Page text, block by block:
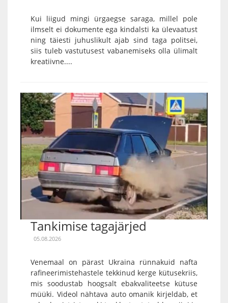
Kui liigud mingi ürgaegse saraga, millel pole
ilmselt ei dokumente ega kindalsti ka ülevaatust
ning täiesti juhuslikult ajab sind taga politsei,
siis tuleb vastutusest vabanemiseks olla ülimalt
kreatiivne....
Tankimise tagajärjed
05.08.2026
Venemaal on pärast Ukraina rünnakuid nafta
rafineerimistehastele tekkinud kerge kütusekriis,
mis soodustab hoogsalt ebakvaliteetse kütuse
müüki. Videol nähtava auto omanik kirjeldab, et